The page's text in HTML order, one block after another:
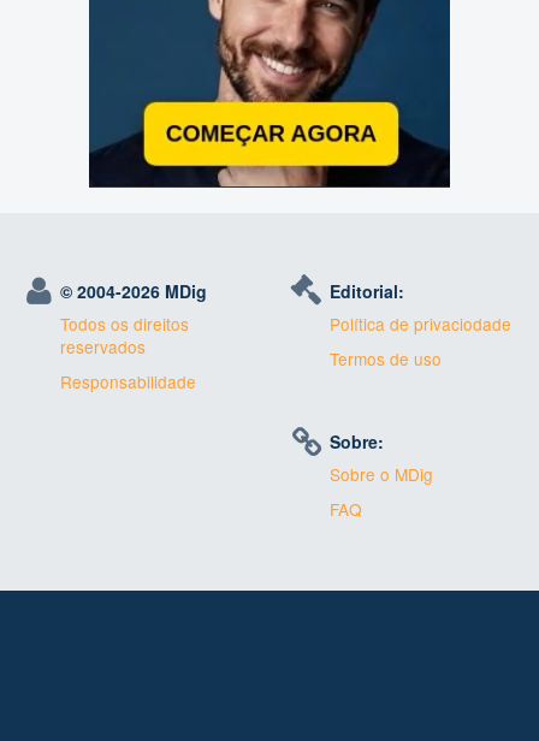
© 2004-2026 MDig
Todos os direitos
reservados
Responsabilidade
Editorial:
Política de privaciodade
Termos de uso
Sobre:
Sobre o MDig
FAQ